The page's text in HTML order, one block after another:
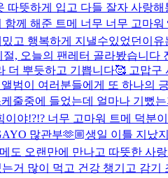
따뜻하게 입고 다들 잘자 사랑해
함께 해준 트메 너무 너무 고마
고 행복하게 지낼수있었던이
, 오늘의 팬레터 골라봤습니다
뿌듯하고 기쁩니다🥰 고맙
범이 여러분들에게 또 하나의
중에 들었는데 얼마나 기뻤
야!?!? 너무 고마워 트메 덕분
많관부🫶🏼생일 이틀 지났
도 오랜만에 만나고 따뜻한 사
많이 먹고 건강 챙기고 감